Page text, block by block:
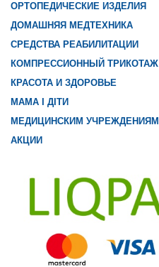
ОРТОПЕДИЧЕСКИЕ ИЗДЕЛИЯ
ДОМАШНЯЯ МЕДТЕХНИКА
СРЕДСТВА РЕАБИЛИТАЦИИ
КОМПРЕССИОННЫЙ ТРИКОТАЖ
КРАСОТА И ЗДОРОВЬЕ
МАМА І ДІТИ
МЕДИЦИНСКИМ УЧРЕЖДЕНИЯМ
АКЦИИ